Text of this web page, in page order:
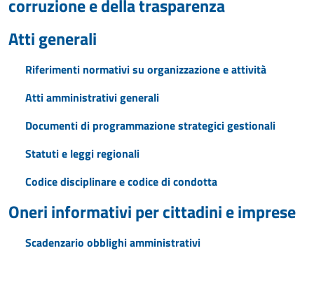
corruzione e della trasparenza
Atti generali
Riferimenti normativi su organizzazione e attività
Atti amministrativi generali
Documenti di programmazione strategici gestionali
Statuti e leggi regionali
Codice disciplinare e codice di condotta
Oneri informativi per cittadini e imprese
Scadenzario obblighi amministrativi